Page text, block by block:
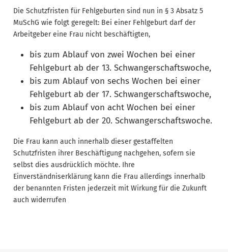
Die Schutzfristen für Fehlgeburten sind nun in § 3 Absatz 5
MuSchG wie folgt geregelt: Bei einer Fehlgeburt darf der
Arbeitgeber eine Frau nicht beschäftigten,
bis zum Ablauf von zwei Wochen bei einer
Fehlgeburt ab der 13. Schwangerschaftswoche,
bis zum Ablauf von sechs Wochen bei einer
Fehlgeburt ab der 17. Schwangerschaftswoche,
bis zum Ablauf von acht Wochen bei einer
Fehlgeburt ab der 20. Schwangerschaftswoche.
Die Frau kann auch innerhalb dieser gestaffelten
Schutzfristen ihrer Beschäftigung nachgehen, sofern sie
selbst dies ausdrücklich möchte. Ihre
Einverständniserklärung kann die Frau allerdings innerhalb
der benannten Fristen jederzeit mit Wirkung für die Zukunft
auch widerrufen